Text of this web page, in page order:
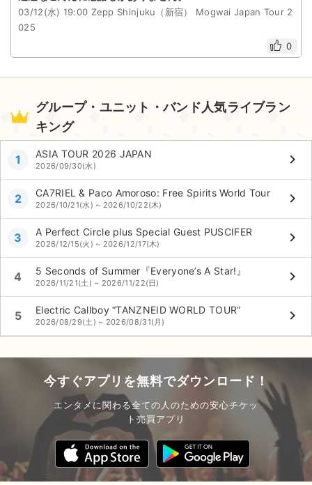
03/12(水) 19:00 Zepp Shinjuku（新宿） Mogwai Japan Tour 2
025
0
グループ・ユニット・バンド人気ライブラン
キング
1 ASIA TOUR 2026 JAPAN
2026/09/30(水) keyboard_arrow_right
2 CA7RIEL & Paco Amoroso: Free Spirits World Tour
2026/10/21(水) ~ 2026/10/22(木) keyboard_arrow_right
3 A Perfect Circle plus Special Guest PUSCIFER
2026/12/15(火) ~ 2026/12/17(木) keyboard_arrow_right
4 5 Seconds of Summer『Everyone’s A Star!』
2026/11/21(土) ~ 2026/11/22(日) keyboard_arrow_right
5 Electric Callboy “TANZNEID WORLD TOUR”
2026/08/29(土) ~ 2026/08/31(月) keyboard_arrow_right
今すぐアプリを無料でダウンロード！
エンタメに関わる全ての人のための安心チケッ
ト売買アプリ